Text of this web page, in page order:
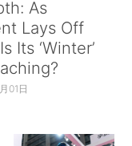
As
Lays Off
Its ‘Winter’
01日